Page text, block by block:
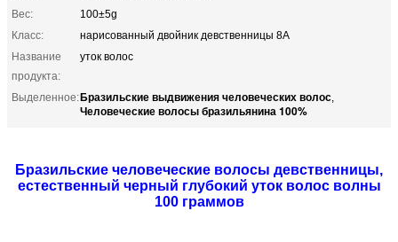
Вес:
100±5g
Класс:
нарисованный двойник девственницы 8А
Название
продукта:
уток волос
Выделенное:Бразильские выдвижения человеческих волос,
Человеческие волосы бразильянина 100%
Бразильские человеческие волосы девственницы,
естественный черный глубокий уток волос волны
100 граммов